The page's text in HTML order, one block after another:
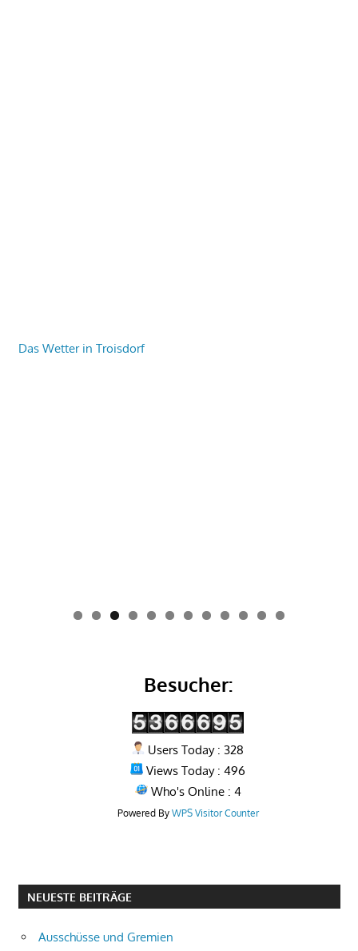
Das Wetter in Troisdorf
0 1 2
Besucher:
Users Today : 328
Views Today : 496
Who's Online : 4
Powered By WPS Visitor Counter
NEUESTE BEITRÄGE
Ausschüsse und Gremien